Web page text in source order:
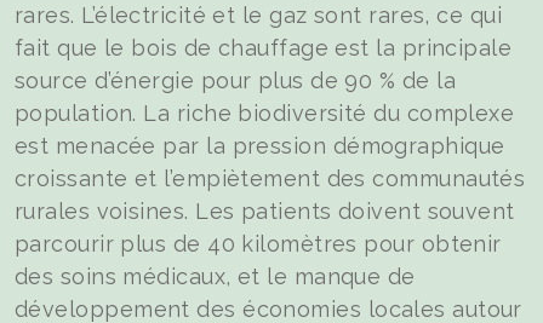
rares. L’électricité et le gaz sont rares, ce qui
fait que le bois de chauffage est la principale
source d’énergie pour plus de 90 % de la
population. La riche biodiversité du complexe
est menacée par la pression démographique
croissante et l’empiètement des communautés
rurales voisines. Les patients doivent souvent
parcourir plus de 40 kilomètres pour obtenir
des soins médicaux, et le manque de
développement des économies locales autour